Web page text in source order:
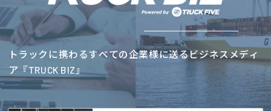
トラックに携わるすべての企業様に送るビジネスメディ
ア『TRUCK BIZ』